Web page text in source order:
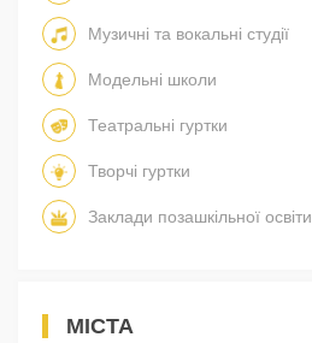
Музичні та вокальні студії
Модельні школи
Театральні гуртки
Творчі гуртки
Заклади позашкільної освіти
МІСТА